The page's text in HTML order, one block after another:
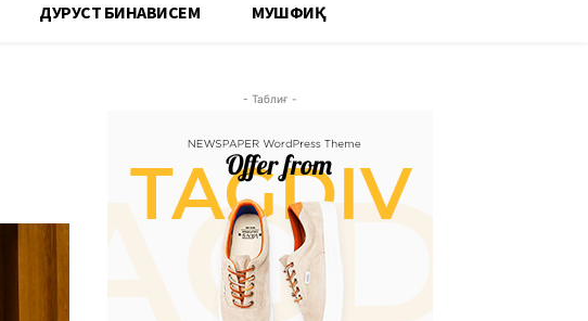
ДУРУСТ БИНАВИСЕМ МУШФИҚӢ
- Таблиғ -